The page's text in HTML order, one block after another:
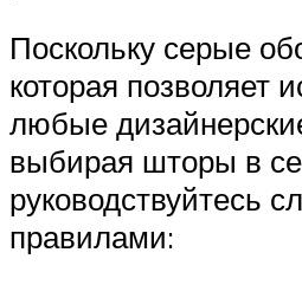
Поскольку серые
которая позволяет
любые
выбирая шторы в
руководствуйтесь
правилами: